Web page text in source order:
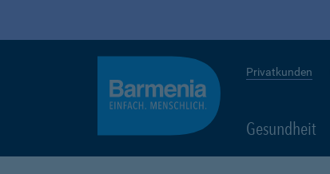
Privatkunden
Gesundheit